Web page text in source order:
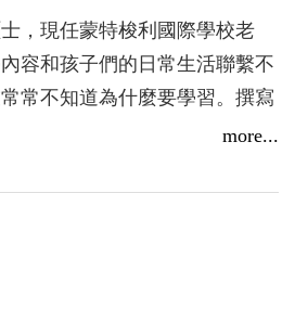
道學習是有意義的！生活隨處
~
，現任蒙特梭利國際學校老
容和孩子們的日常生活聯繫不
常不知道為什麼要學習。撰寫
國歷險記》，希望以活潑有趣
more...